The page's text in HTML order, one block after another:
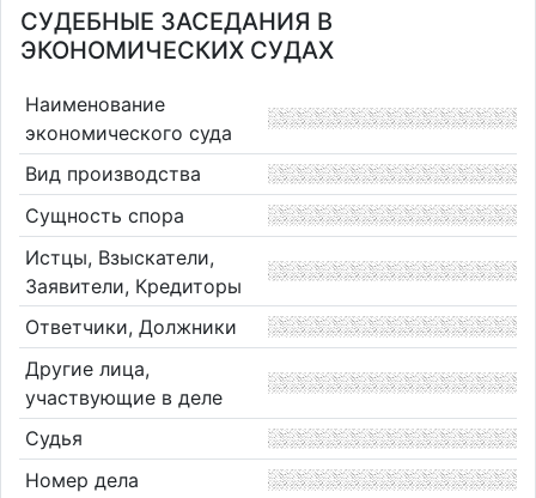
СУДЕБНЫЕ ЗАСЕДАНИЯ В
ЭКОНОМИЧЕСКИХ СУДАХ
Наименование
экономического суда
Вид производства
Сущность спора
Истцы, Взыскатели,
Заявители, Кредиторы
Ответчики, Должники
Другие лица,
участвующие в деле
Судья
Номер дела